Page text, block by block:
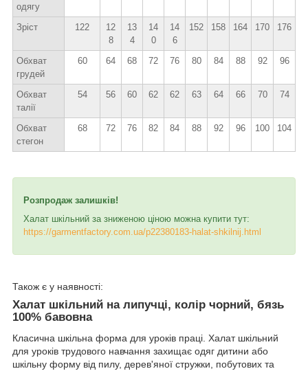
одягу
Зріст 122
12
8
13
4
14
0
14
6
152 158 164 170 176
Обхват
грудей
60 64 68 72 76 80 84 88 92 96
Обхват
талії
54 56 60 62 62 63 64 66 70 74
Обхват
стегон
68 72 76 82 84 88 92 96 100 104
Розпродаж залишків!
Халат шкільний за зниженою ціною можна купити тут:
https://garmentfactory.com.ua/p22380183-halat-shkilnij.html
Також є у наявності:
Халат шкільний на липучці, колір чорний, бязь
100% бавовна
Класична шкільна форма для уроків праці. Халат шкільний
для уроків трудового навчання захищає одяг дитини або
шкільну форму від пилу, дерев'яної стружки, побутових та